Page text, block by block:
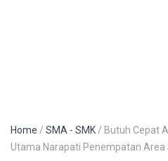
Home / SMA - SMK / Butuh Cepat
Utama Narapati Penempatan Area